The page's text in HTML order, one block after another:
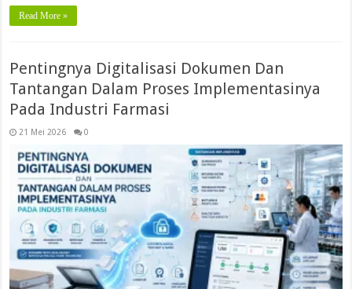
Read More »
Pentingnya Digitalisasi Dokumen Dan
Tantangan Dalam Proses Implementasinya
Pada Industri Farmasi
21 Mei 2026 0